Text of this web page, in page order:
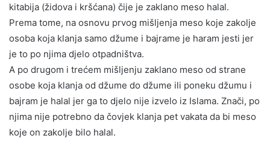
kitabija (židova i kršćana) čije je zaklano meso halal.
Prema tome, na osnovu prvog mišljenja meso koje zakolje
osoba koja klanja samo džume i bajrame je haram jesti jer
je to po njima djelo otpadništva.
A po drugom i trećem mišljenju zaklano meso od strane
osobe koja klanja od džume do džume ili poneku džumu i
bajram je halal jer ga to djelo nije izvelo iz Islama. Znači, po
njima nije potrebno da čovjek klanja pet vakata da bi meso
koje on zakolje bilo halal.